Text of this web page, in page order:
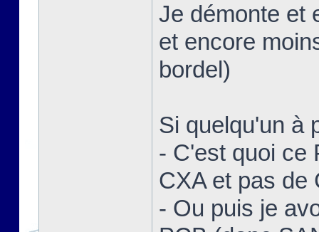
Je démonte et
et encore
bordel)
Si quelqu'un à
- C'est quoi ce
CXA et pas de
- Ou puis je